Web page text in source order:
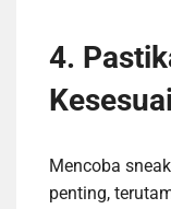
4.
Mencoba
penting,